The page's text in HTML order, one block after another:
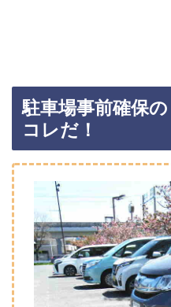
駐車場事前確保
コレだ！